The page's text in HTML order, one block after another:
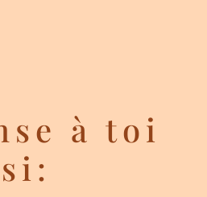
à toi
si: